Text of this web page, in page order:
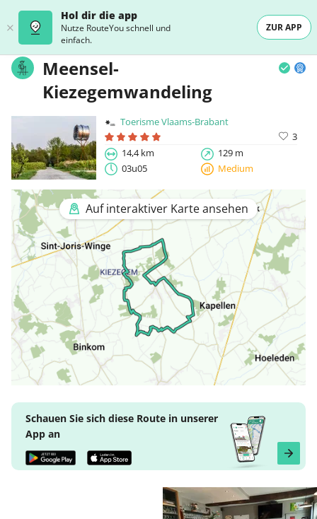
Hol dir die app
Nutze RouteYou schnell und
einfach.
ZUR APP
Meensel-
Kiezegemwandeling
Toerisme Vlaams-Brabant
3
14,4 km
129 m
03u05
Medium
Auf interaktiver Karte ansehen
Schauen Sie sich diese Route in unserer
App an